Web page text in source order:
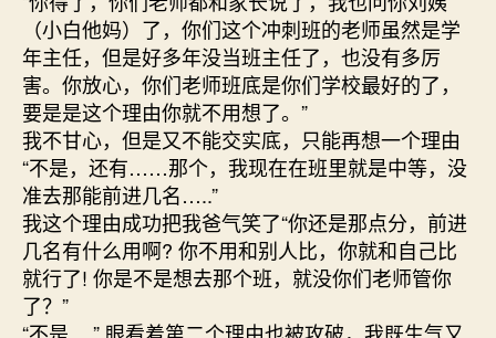
（小白他妈）了，你们这个冲刺班的老师虽然是学
年主任，但是好多年没当班主任了，也没有多厉
害。你放心，你们老师班底是你们学校最好的了，
要是是这个理由你就不用想了。”
我不甘心，但是又不能交实底，只能再想一个理由
“不是，还有……那个，我现在在班里就是中等，没
准去那能前进几名…..”
我这个理由成功把我爸气笑了“你还是那点分，前进
几名有什么用啊? 你不用和别人比，你就和自己比
就行了! 你是不是想去那个班，就没你们老师管你
了？”
“不是….” 眼看着第二个理由也被攻破，我既生气又